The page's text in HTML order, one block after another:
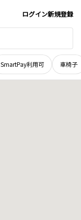
ログイン新規登録
SmartPay利用可 車椅子